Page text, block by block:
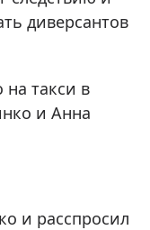
диверсантов
такси в
и Анна
и расспросил